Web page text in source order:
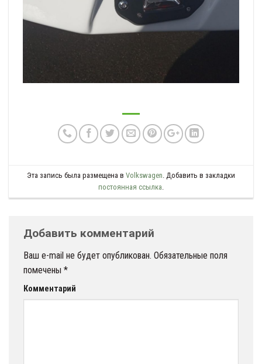
Эта запись была размещена в Volkswagen . Добавить в закладки
постоянная ссылка
Добавить комментарий
Ваш e-mail не будет опубликован. Обязательные поля
помечены *
Комментарий